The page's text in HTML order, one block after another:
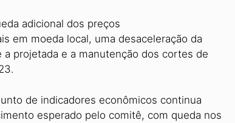
adicional dos preços
em moeda local, uma desaceleração da
projetada e a manutenção dos cortes de
de indicadores econômicos continua
esperado pelo comitê, com queda nos